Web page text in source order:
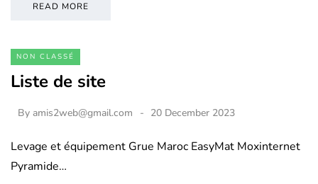
READ MORE
NON CLASSÉ
Liste de site
By amis2web@gmail.com 20 December 2023
Levage et équipement Grue Maroc EasyMat Moxinternet
Pyramide…